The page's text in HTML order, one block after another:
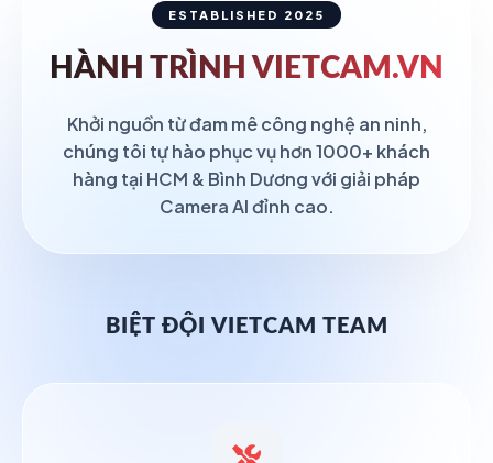
ESTABLISHED 2025
HÀNH TRÌNH VIETCAM.VN
Khởi nguồn từ đam mê công nghệ an ninh,
chúng tôi tự hào phục vụ hơn 1000+ khách
hàng tại HCM & Bình Dương với giải pháp
Camera AI đỉnh cao.
BIỆT ĐỘI VIETCAM TEAM